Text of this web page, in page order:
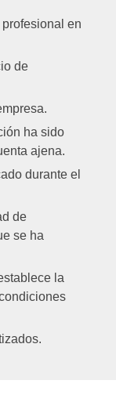
en
de
ha sido
ajena.
durante el
de
se ha
la